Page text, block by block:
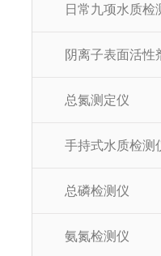
日常九项水质检
阴离子表面活性
总氮测定仪
手持式水质检测
总磷检测仪
氨氮检测仪